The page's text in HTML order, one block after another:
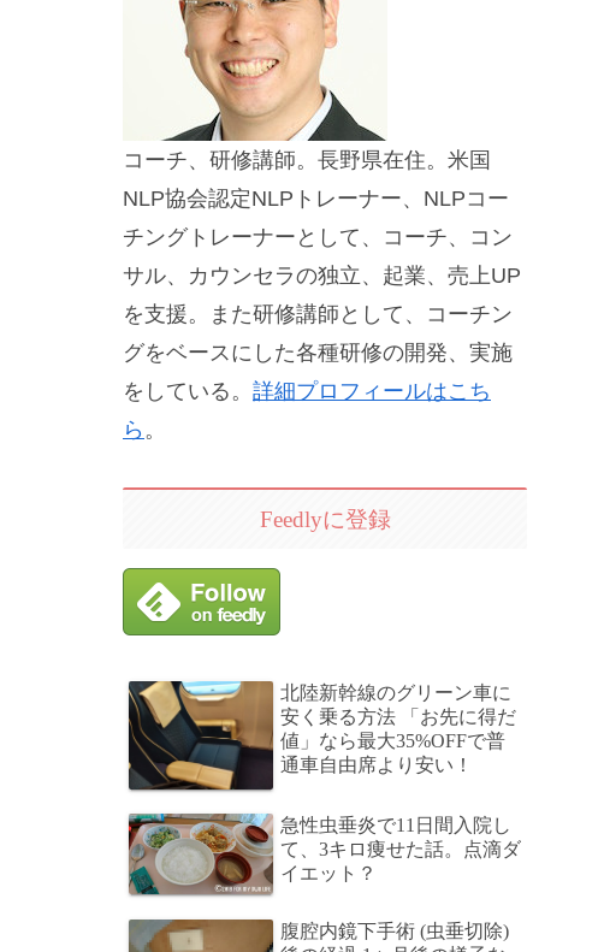
コーチ、研修講師。長野県在住。米国
NLP協会認定NLPトレーナー、NLPコー
チングトレーナーとして、コーチ、コン
サル、カウンセラの独立、起業、売上UP
を支援。また研修講師として、コーチン
グをベースにした各種研修の開発、実施
をしている。 詳細プロフィールはこち
ら 。
Feedlyに登録
北陸新幹線のグリーン車に
安く乗る方法 「お先に得だ
値」なら最大35%OFFで普
通車自由席より安い！
急性虫垂炎で11日間入院し
て、3キロ痩せた話。点滴ダ
イエット？
腹腔内鏡下手術 (虫垂切除)